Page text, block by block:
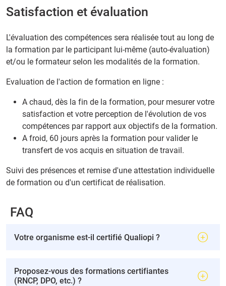
Satisfaction et évaluation
L'évaluation des compétences sera réalisée tout au long de
la formation par le participant lui-même (auto-évaluation)
et/ou le formateur selon les modalités de la formation.
Evaluation de l'action de formation en ligne :
A chaud, dès la fin de la formation, pour mesurer votre
satisfaction et votre perception de l'évolution de vos
compétences par rapport aux objectifs de la formation.
A froid, 60 jours après la formation pour valider le
transfert de vos acquis en situation de travail.
Suivi des présences et remise d'une attestation individuelle
de formation ou d'un certificat de réalisation.
FAQ
Votre organisme est-il certifié Qualiopi ?
Proposez-vous des formations certifiantes
(RNCP, DPO, etc.) ?